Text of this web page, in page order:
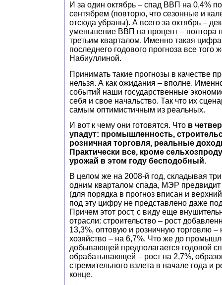
И за один октябрь – спад ВВП на 0,4%
сентябрем (повторю, что сезонные и
отсюда убраны). А всего за октябрь –
уменьшение ВВП на процент – полтора
третьим кварталом. Именно такая
последнего годового прогноза все того
Набиуллиной.
Принимать такие прогнозы в качестве
нельзя. А как ожидания – вполне.
событий наши государственные
себя и свое начальство. Так что их
самым оптимистичным из реальных.
И вот к чему они готовятся. Что в
упадут: промышленность,
розничная торговля, реальные
Практически все, кроме
урожай в этом году бесподобный.
В целом же на 2008-й год, складывая
одним кварталом спада, МЭР
(для порядка в прогноз вписан и
под эту цифру не представлено даже
Причем этот рост, с виду еще
отрасли: строительство – рост
13,3%, оптовую и розничную торговлю –
хозяйство – на 6,7%. Что же до
добывающей предполагается годовой
обрабатывающей – рост на 2,7%,
стремительного взлета в начале года и
конце.